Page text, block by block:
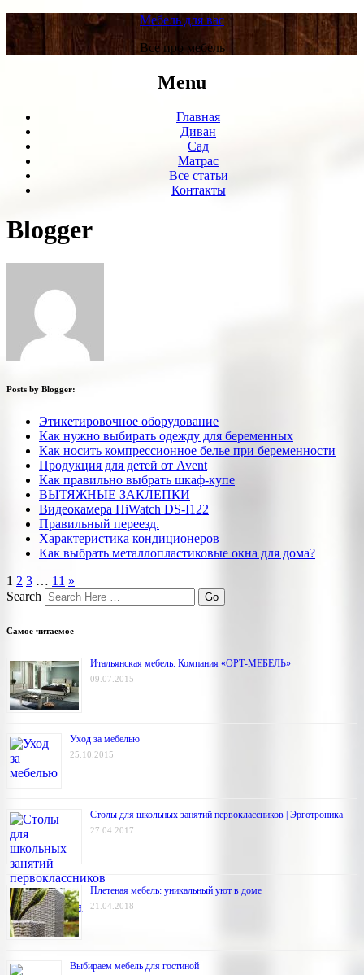
Мебель для вас
Все про мебель
Menu
Главная
Диван
Сад
Матрас
Все статьи
Контакты
Blogger
Posts by Blogger:
Этикетировочное оборудование
Как нужно выбирать одежду для беременных
Как носить компрессионное белье при беременности
Продукция для детей от Avent
Как правильно выбрать шкаф-купе
ВЫТЯЖНЫЕ ЗАКЛЕПКИ
Видеокамера HiWatch DS-I122
Правильный переезд.
Характеристика кондиционеров
Как выбрать металлопластиковые окна для дома?
1 2 3 … 11 »
Search
Самое читаемое
Итальянская мебель. Компания «ОРТ-МЕБЕЛЬ»
09.07.2015
Уход за мебелью
25.10.2015
Столы для школьных занятий первоклассников | Эрготроника
27.04.2017
Плетеная мебель: уникальный уют в доме
21.04.2018
Выбираем мебель для гостиной